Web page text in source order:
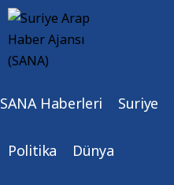
SANA Haberleri Suriye
Politika Dünya